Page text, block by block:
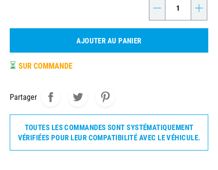
- +
AJOUTER AU PANIER
⏳ SUR COMMANDE
Partager
TOUTES LES COMMANDES SONT SYSTÉMATIQUEMENT
VÉRIFIÉES POUR LEUR COMPATIBILITÉ AVEC LE VÉHICULE.